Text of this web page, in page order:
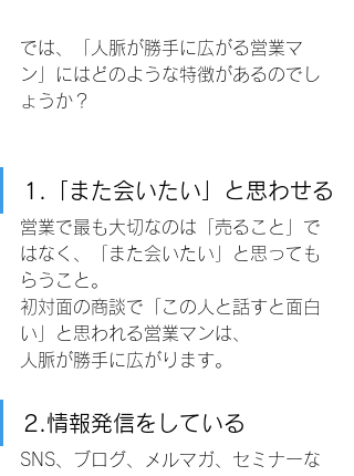
では、「人脈が勝手に広がる営業マ
ン」にはどのような特徴があるのでし
ょうか？
1.「また会いたい」と思わせる
営業で最も大切なのは「売ること」で
はなく、「また会いたい」と思っても
らうこと。
初対面の商談で「この人と話すと面白
い」と思われる営業マンは、
人脈が勝手に広がります。
2.情報発信をしている
SNS、ブログ、メルマガ、セミナーな